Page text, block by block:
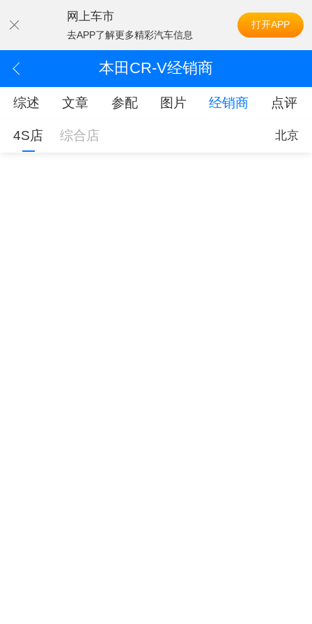
网上车市
去APP了解更多精彩汽车信息
打开APP
本田CR-V经销商
综述 文章 参配 图片 经销商 点评
4S店 综合店 北京